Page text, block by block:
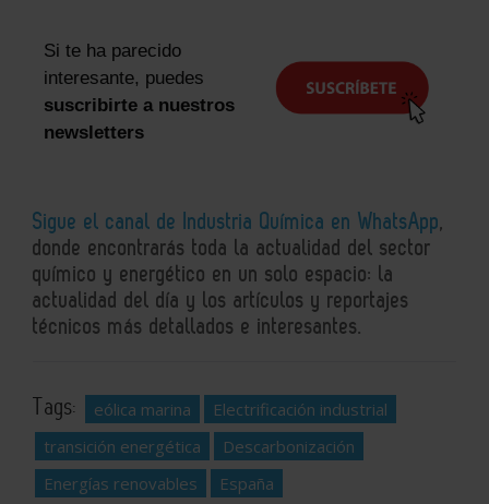
Si te ha parecido
interesante, puedes
suscribirte a nuestros
newsletters
Sigue el canal de Industria Química en WhatsApp,
donde encontrarás toda la actualidad del sector
químico y energético en un solo espacio: la
actualidad del día y los artículos y reportajes
técnicos más detallados e interesantes.
Tags: eólica marina
Electrificación industrial
transición energética
Descarbonización
Energías renovables
España